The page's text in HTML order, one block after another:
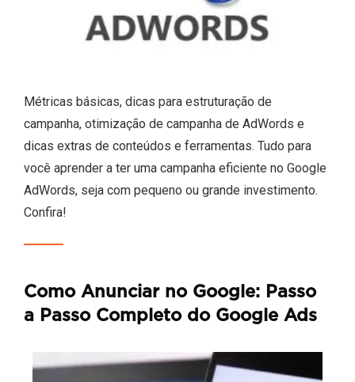
Métricas básicas, dicas para estruturação de
campanha, otimização de campanha de AdWords e
dicas extras de conteúdos e ferramentas. Tudo para
você aprender a ter uma campanha eficiente no Google
AdWords, seja com pequeno ou grande investimento.
Confira!
Como Anunciar no Google: Passo
a Passo Completo do Google Ads